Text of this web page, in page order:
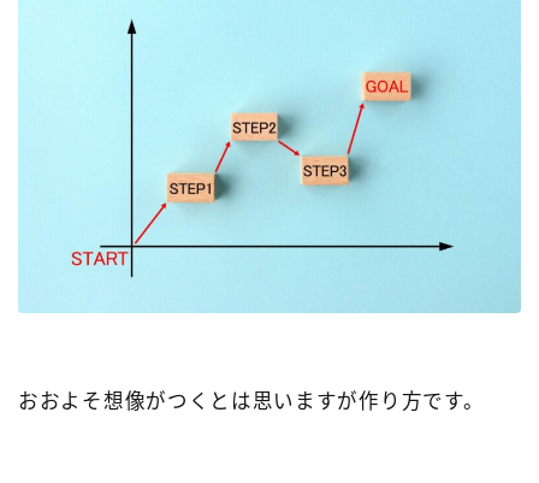
おおよそ想像がつくとは思いますが作り方です。